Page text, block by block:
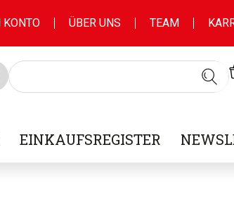
KONTO ÜBER UNS TEAM
EINKAUFSREGISTER